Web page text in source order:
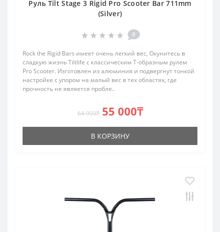
Руль Tilt Stage 3 Rigid Pro Scooter Bar 711mm
(Silver)
0
Rock the Rigid Bars имеет очень легкий вес, Окунитесь в
сладкую жизнь Tiltlife с классическим T-образным рулем
Pro Scooter. Изготовлен из алюминия и подвергнут тонкой
настройке с упором на малый вес в тех областях, где
прочность не является пробле..
64 900₸ 55 000₸
В КОРЗИНУ